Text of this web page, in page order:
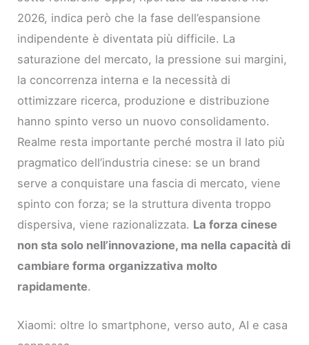
2026, indica però che la fase dell’espansione
indipendente è diventata più difficile. La
saturazione del mercato, la pressione sui margini,
la concorrenza interna e la necessità di
ottimizzare ricerca, produzione e distribuzione
hanno spinto verso un nuovo consolidamento.
Realme resta importante perché mostra il lato più
pragmatico dell’industria cinese: se un brand
serve a conquistare una fascia di mercato, viene
spinto con forza; se la struttura diventa troppo
dispersiva, viene razionalizzata. La forza cinese
non sta solo nell’innovazione, ma nella capacità di
cambiare forma organizzativa molto
rapidamente.
Xiaomi: oltre lo smartphone, verso auto, AI e casa